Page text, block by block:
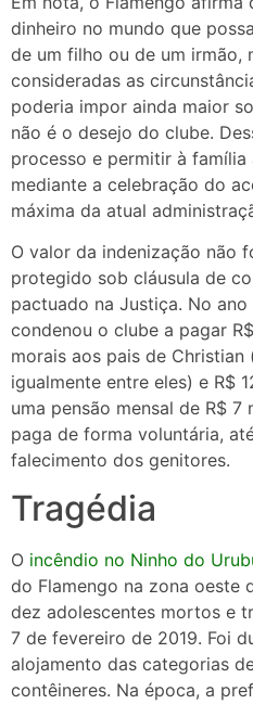
dinheiro no mundo que
de um filho ou de um irmão,
consideradas as
poderia impor ainda maior
não é o desejo do clube.
processo e permitir à
mediante a celebração do
máxima da atual
O valor da indenização não
protegido sob cláusula de
pactuado na Justiça. No
condenou o clube a pagar
morais aos pais de
igualmente entre eles) e R$
uma pensão mensal de R$ 7
paga de forma voluntária,
falecimento dos genitores.
Tragédia
O incêndio no Ninho do
do Flamengo na zona oeste
dez adolescentes mortos e
7 de fevereiro de 2019. Foi
alojamento das categorias
contêineres. Na época, a